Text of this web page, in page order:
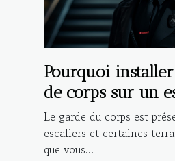
Pourquoi
de corps sur un
Le garde du corps est
escaliers et certaines
que vous...